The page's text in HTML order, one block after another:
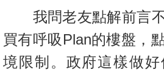
我問老友點解前言不
買有呼吸Plan的樓盤，
境限制。政府這樣做